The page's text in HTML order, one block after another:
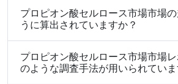
プロピオン酸セルロース市場市場
うに算出されていますか？
プロピオン酸セルロース市場市場
のような調査手法が用いられていま